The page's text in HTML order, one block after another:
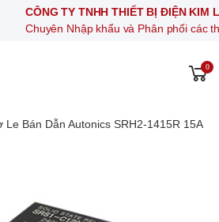
TY TNHH THIẾT BỊ ĐIỆN KIM LONG
Nhập khẩu và Phân phối các thiết bị
menu
0
Le Bán Dẫn Autonics SRH2-1415R 15A